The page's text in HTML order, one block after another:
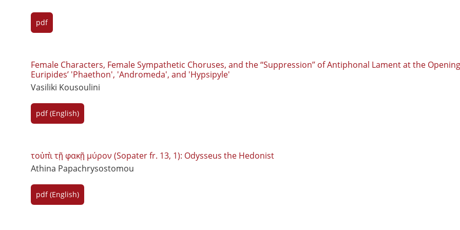
pdf
Female Characters, Female Sympathetic Choruses, and the ‘‘Suppression’’ of Antiphonal Lament at the
Euripides’ 'Phaethon', 'Andromeda', and 'Hypsipyle'
Vasiliki Kousoulini
pdf (English)
τοὐπὶ τῇ φακῇ μύρον (Sopater fr. 13, 1): Odysseus the Hedonist
Athina Papachrysostomou
pdf (English)